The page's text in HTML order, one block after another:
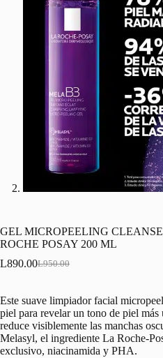
GEL MICROPEELING
ROCHE POSAY 200 ML
L950.00
Original
was:
L950.00.
L890.00Current
L890.00.
Este suave limpiador facial
piel para revelar un tono de piel
reduce visiblemente las manchas
Melasyl, el ingrediente La Roche-
exclusivo, niacinamida y PHA.